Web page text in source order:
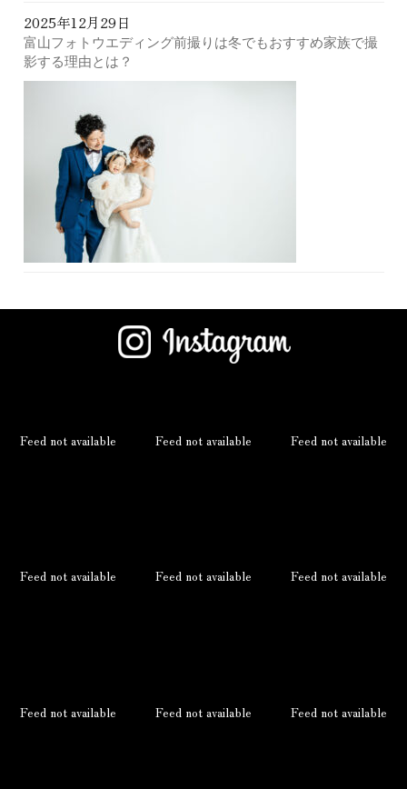
2025年12月29日
富山フォトウエディング前撮りは冬でもおすすめ家族で撮
影する理由とは？
Feed not available Feed not available Feed not available
Feed not available Feed not available Feed not available
Feed not available Feed not available Feed not available